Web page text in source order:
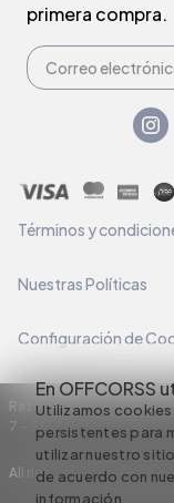
En OFFCORSS
Utilizamos
persistentes para
utilizar nuestro
de acuerdo con
información
primera compra.
Términos y
Nuestras Políticas
Configuración de
Razón Social: C.I
7 – 35
All rights reserved